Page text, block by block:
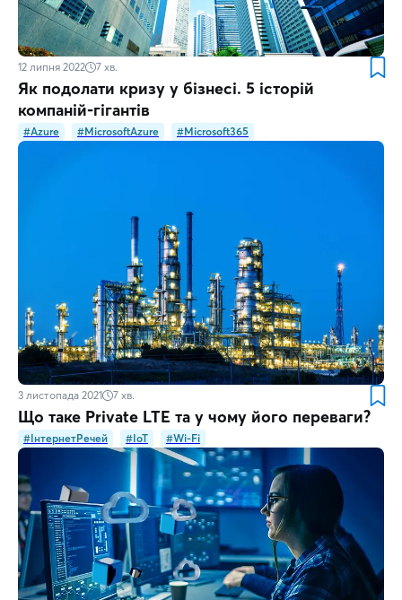
12 липня 2022 7 хв.
Як подолати кризу у бізнесі. 5 історій
компаній-гігантів
#Azure #MicrosoftAzure #Microsoft365
3 листопада 2021 7 хв.
Що таке Private LTE та у чому його переваги?
#ІнтернетРечей #IoT #Wi-Fi